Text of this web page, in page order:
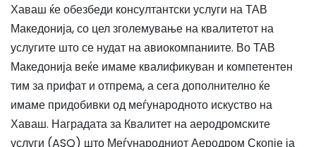
Хаваш ќе обезбеди консултантски услуги на ТАВ
Македонија, со цел зголемување на квалитетот на
услугите што се нудат на авиокомпаниите. Во ТАВ
Македонија веќе имаме квалификуван и компетентен
тим за прифат и отпрема, а сега дополнително ќе
имаме придобивки од меѓународното искуство на
Хаваш. Наградата за Квалитет на аеродромските
услуги (ASQ) што Меѓународниот Аеродром Скопје ја